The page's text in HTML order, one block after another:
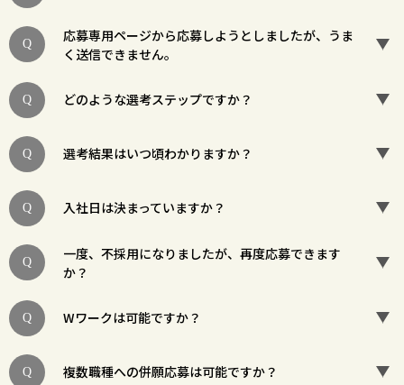
応募専用ページから応募しようとしましたが、うま
く送信できません。
どのような選考ステップですか？
選考結果はいつ頃わかりますか？
入社日は決まっていますか？
一度、不採用になりましたが、再度応募できます
か？
Wワークは可能ですか？
複数職種への併願応募は可能ですか？